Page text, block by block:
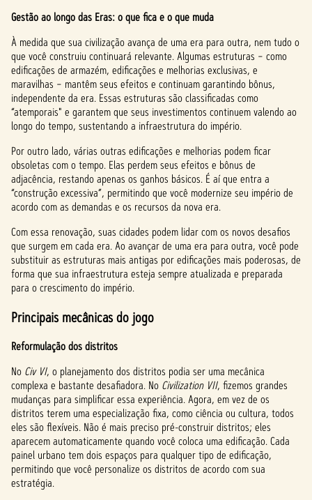
Gestão ao longo das Eras: o que fica e o que muda
À medida que sua civilização avança de uma era para outra, nem tudo o
que você construiu continuará relevante. Algumas estruturas – como
edificações de armazém, edificações e melhorias exclusivas, e
maravilhas – mantêm seus efeitos e continuam garantindo bônus,
independente da era. Essas estruturas são classificadas como
“atemporais" e garantem que seus investimentos continuem valendo ao
longo do tempo, sustentando a infraestrutura do império.
Por outro lado, várias outras edificações e melhorias podem ficar
obsoletas com o tempo. Elas perdem seus efeitos e bônus de
adjacência, restando apenas os ganhos básicos. É aí que entra a
“construção excessiva”, permitindo que você modernize seu império de
acordo com as demandas e os recursos da nova era.
Com essa renovação, suas cidades podem lidar com os novos desafios
que surgem em cada era. Ao avançar de uma era para outra, você pode
substituir as estruturas mais antigas por edificações mais poderosas, de
forma que sua infraestrutura esteja sempre atualizada e preparada
para o crescimento do império.
Principais mecânicas do jogo
Reformulação dos distritos
No Civ VI, o planejamento dos distritos podia ser uma mecânica
complexa e bastante desafiadora. No Civilization VII, fizemos grandes
mudanças para simplificar essa experiência. Agora, em vez de os
distritos terem uma especialização fixa, como ciência ou cultura, todos
eles são flexíveis. Não é mais preciso pré-construir distritos; eles
aparecem automaticamente quando você coloca uma edificação. Cada
painel urbano tem dois espaços para qualquer tipo de edificação,
permitindo que você personalize os distritos de acordo com sua
estratégia.